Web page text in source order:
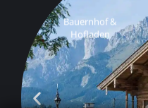
Bauernhof &
Hofladen